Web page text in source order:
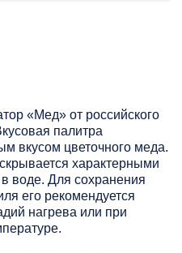
«Мед» от российского
палитра
вкусом цветочного меда.
характерными
воде. Для сохранения
его рекомендуется
нагрева или при